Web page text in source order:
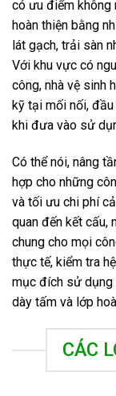
có ưu điểm không
hoàn thiện bằng
lát gạch, trải sàn
Với khu vực có
công, nhà vệ sinh
kỹ tại mối nối,
khi đưa vào sử
Có thể nói, nâng
hợp cho những
và tối ưu chi phí
quan đến kết cấu,
chung cho mọi
thực tế, kiểm tra
mục đích sử dụng
dày tấm và lớp
CÁC